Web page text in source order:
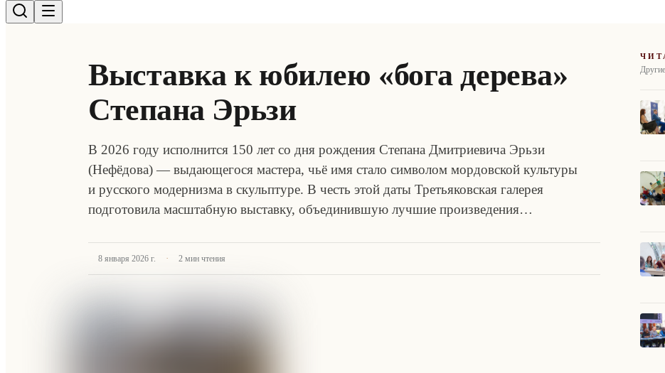
Выставка к юбилею «бога дерева»
Степана Эрьзи
В 2026 году исполнится 150 лет со дня рождения Степана Дмитриевича Эрьзи
(Нефёдова) — выдающегося мастера, чьё имя стало символом мордовской культуры
и русского модернизма в скульптуре. В честь этой даты Третьяковская галерея
подготовила масштабную выставку, объединившую лучшие произведения…
8 января 2026 г. · 2 мин чтения